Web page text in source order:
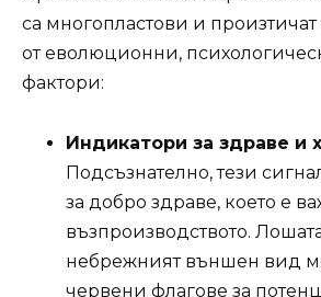
са многопластови и
от еволюционни,
фактори:
Индикатори за здраве и
Подсъзнателно, тези
за добро здраве, което е
възпроизводството.
небрежният външен вид
червени флагове за